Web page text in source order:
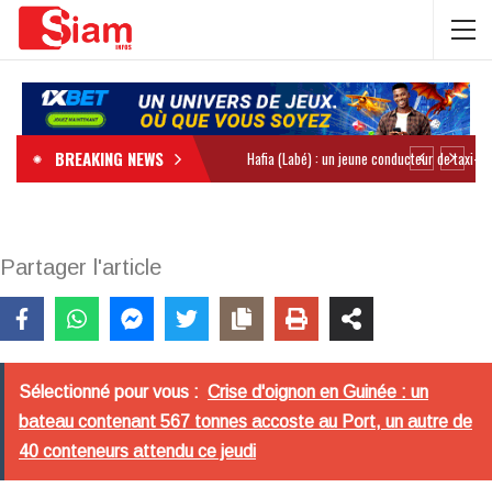
BREAKING NEWS
Partager l'article
Sélectionné pour vous : Crise d'oignon en Guinée : un
bateau contenant 567 tonnes accoste au Port, un autre de
40 conteneurs attendu ce jeudi